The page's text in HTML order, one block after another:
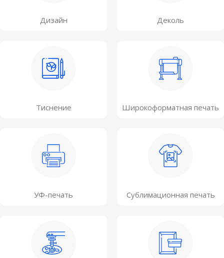
Дизайн Деколь
Тиснение Широкоформатная печать
УФ-печать Сублимационная печать